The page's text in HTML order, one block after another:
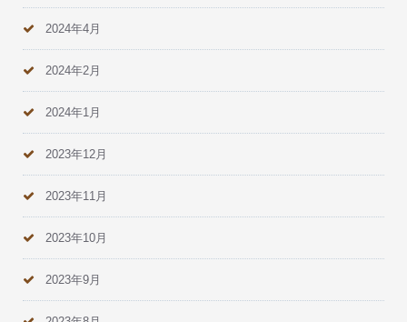
2024年4月
2024年2月
2024年1月
2023年12月
2023年11月
2023年10月
2023年9月